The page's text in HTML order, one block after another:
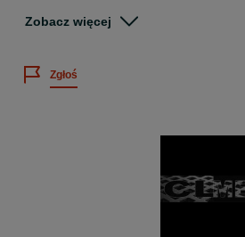
Na miejscu posiadamy różne rodzaje
-otwory kwadratowe 10 mm i okrągłe 3,
-grubość 1mm, 1,5mm, 2mm
Jeżeli szukasz innej blachy - zadzwoń,
Zobacz więcej
Zgłoś